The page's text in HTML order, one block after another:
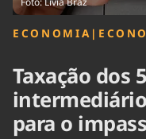
ECONOMIA |
Taxação dos
para o